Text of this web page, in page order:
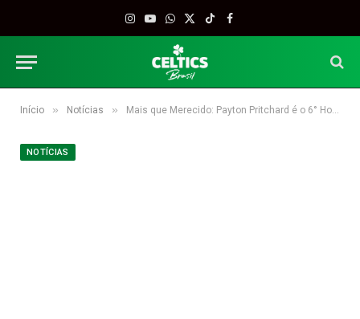
Instagram
YouTube
WhatsApp
X
TikTokFacebook
Início » Notícias » Mais que Merecido: Payton Pritchard é o 6° Homem da NBA.
NOTÍCIAS